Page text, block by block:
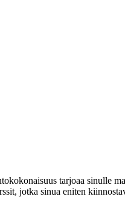
tarjoaa sinulle
jotka sinua eniten